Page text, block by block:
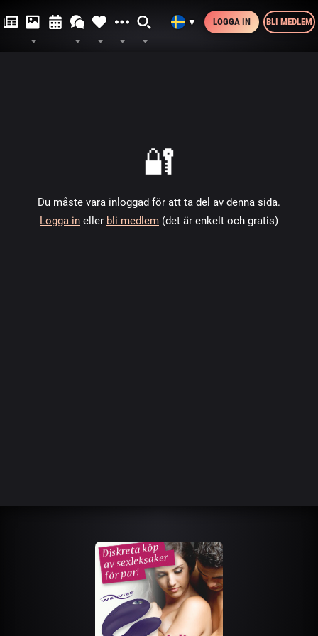
▼ LOGGA IN BLI MEDLEM
🔐
Du måste vara inloggad för att ta del av denna sida.
Logga in eller bli medlem (det är enkelt och gratis)